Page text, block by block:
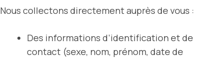
Nous collectons directement auprès de vous :
Des informations d’identification et de
contact (sexe, nom, prénom, date de